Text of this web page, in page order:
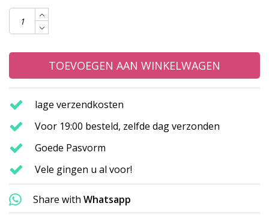
TOEVOEGEN AAN WINKELWAGEN
lage verzendkosten
Voor 19:00 besteld, zelfde dag verzonden
Goede Pasvorm
Vele gingen u al voor!
Share with Whatsapp